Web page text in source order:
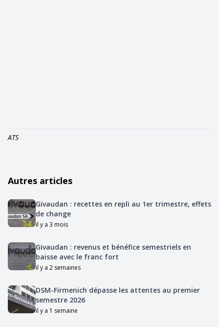
ATS
Autres articles
Givaudan : recettes en repli au 1er trimestre, effets
de change
il y a 3 mois
Givaudan : revenus et bénéfice semestriels en
baisse avec le franc fort
il y a 2 semaines
DSM-Firmenich dépasse les attentes au premier
semestre 2026
il y a 1 semaine